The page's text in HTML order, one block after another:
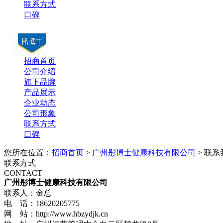
联系方式
口碑
招商首页
公司介绍
旗下品牌
产品展示
企业动态
公司形象
联系方式
口碑
您所在位置： 招商首页 > 广州彤博士健康科技有限公司 > 联系
联系方式
CONTACT
广州彤博士健康科技有限公司
联系人：金总
电 话：18620205775
网 站：http://www.hbzydjk.cn